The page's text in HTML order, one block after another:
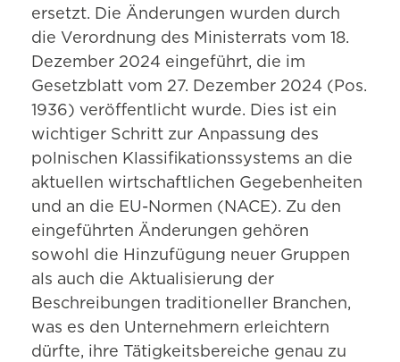
ersetzt. Die Änderungen wurden durch
die Verordnung des Ministerrats vom 18.
Dezember 2024 eingeführt, die im
Gesetzblatt vom 27. Dezember 2024 (Pos.
1936) veröffentlicht wurde. Dies ist ein
wichtiger Schritt zur Anpassung des
polnischen Klassifikationssystems an die
aktuellen wirtschaftlichen Gegebenheiten
und an die EU-Normen (NACE). Zu den
eingeführten Änderungen gehören
sowohl die Hinzufügung neuer Gruppen
als auch die Aktualisierung der
Beschreibungen traditioneller Branchen,
was es den Unternehmern erleichtern
dürfte, ihre Tätigkeitsbereiche genau zu